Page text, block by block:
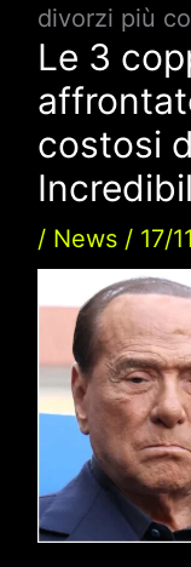
divorzi più
Le 3
costosi
/ News/ 17/